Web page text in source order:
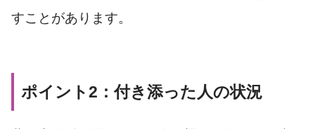
すことがあります。
ポイント2：付き添った人の状況